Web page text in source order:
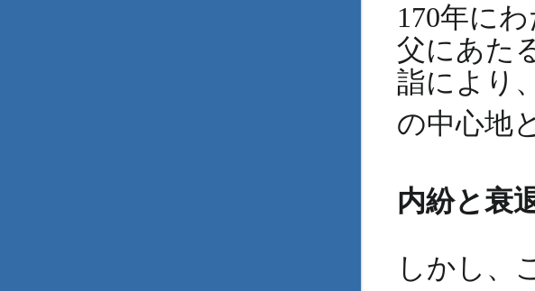
170年に
父にあた
詣により
の中心地
内紛と衰
しかし、